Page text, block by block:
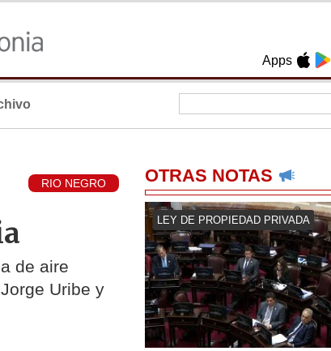
Apps
RIO NEGRO
de aire
Uribe y
OTRAS NOTAS
LEY DE PROPIEDAD PRIVADA